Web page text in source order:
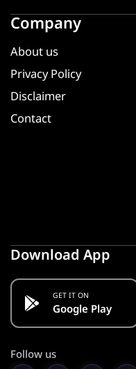
Company
About us
Privacy Policy
Disclaimer
Contact
Download App
GET IT ON
Google Play
Follow us